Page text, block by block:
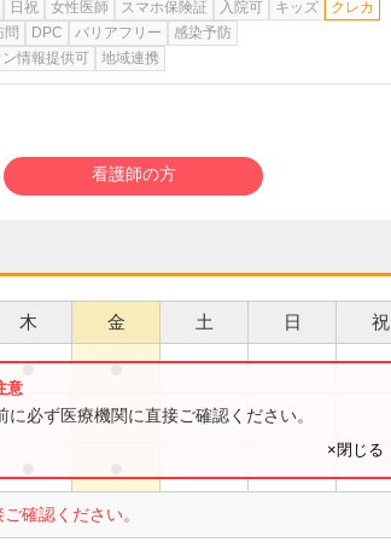
日祝 女性医師 スマホ保険証 入院可 キッズ
クレカ
問 DPC バリアフリー
感染予防
情報提供可 地域連携
看護師の方
木 金 土 日 祝
● ●
●
確認ください。
必ず医療機関に直接ご確認ください。
×閉じる